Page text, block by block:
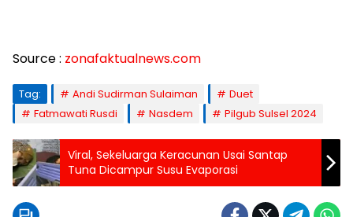
Source : zonafaktualnews.com
Tag: Andi Sudirman Sulaiman
Duet
Fatmawati Rusdi
Nasdem Pilgub Sulsel 2024
Viral, Sekeluarga Keracunan Usai Santap
Tuna Dicampur Susu Evaporasi